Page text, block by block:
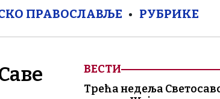
ПРАВОСЛАВЉЕ РУБРИКЕ
ВЕСТИ
Трећа недеља